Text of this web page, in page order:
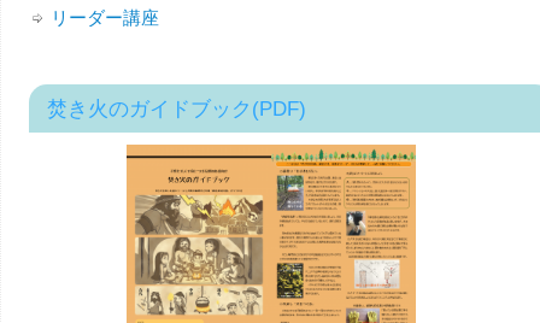
リーダー講座
焚き火のガイドブック(PDF)